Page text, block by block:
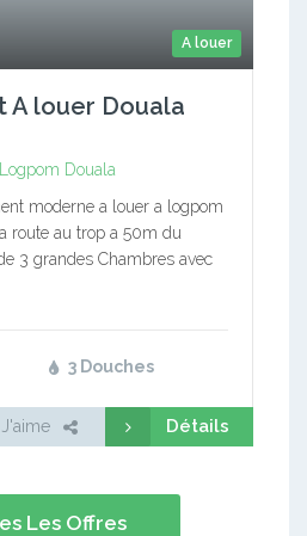
A louer
A louer Douala
Logpom Douala
moderne a louer a logpom
route au trop a 50m du
3 grandes Chambres avec
3 Douches
J'aime Détails
Les Offres